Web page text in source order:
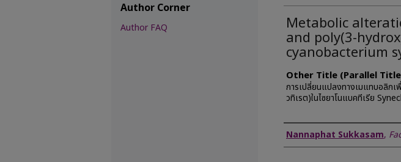
Metabolic
and poly(3-
cyanobacterium
Other Title (Parallel
การเปลี่ยนแปลงทางเมแทบอลิก
วทิเรต)ในไซยาโนแบคทีเรีย
Author
Nannaphat Sukkasam,
Author Corner
Author FAQ